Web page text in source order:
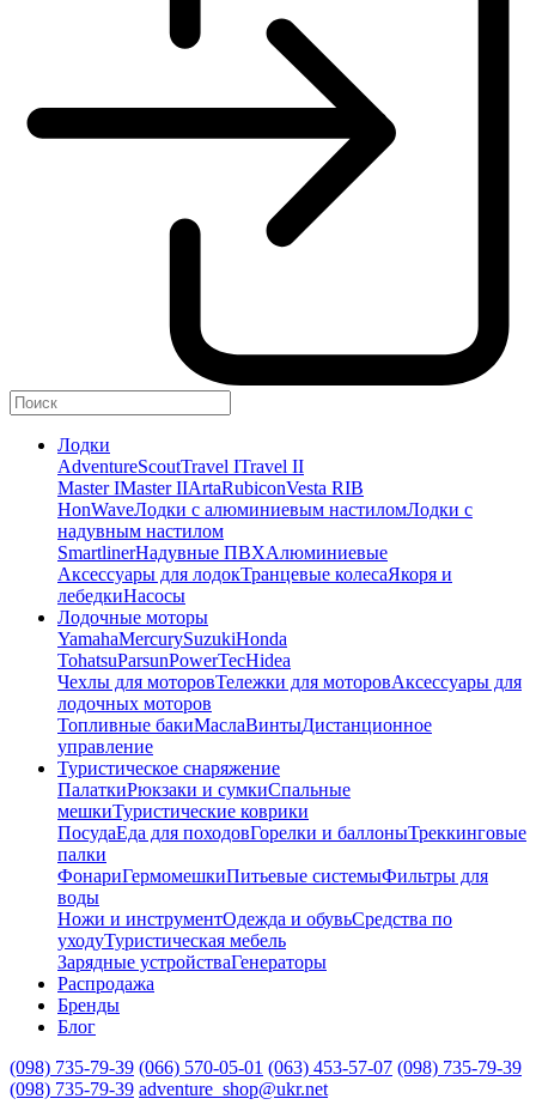
Лодки
AdventureScoutTravel ITravel II
Master IMaster IIArtaRubiconVesta RIB
HonWaveЛодки с алюминиевым настиломЛодки с
надувным настилом
SmartlinerНадувные ПВХАлюминиевые
Аксессуары для лодокТранцевые колесаЯкоря и
лебедкиНасосы
Лодочные моторы
YamahaMercurySuzukiHonda
TohatsuParsunPowerTecHidea
Чехлы для моторовТележки для моторовАксессуары для
лодочных моторов
Топливные бакиМаслаВинтыДистанционное
управление
Туристическое снаряжение
ПалаткиРюкзаки и сумкиСпальные
мешкиТуристические коврики
ПосудаЕда для походовГорелки и баллоныТреккинговые
палки
ФонариГермомешкиПитьевые системыФильтры для
воды
Ножи и инструментОдежда и обувьСредства по
уходуТуристическая мебель
Зарядные устройстваГенераторы
Распродажа
Бренды
Блог
(098) 735-79-39 (066) 570-05-01 (063) 453-57-07 (098) 735-79-39
(098) 735-79-39 adventure_shop@ukr.net